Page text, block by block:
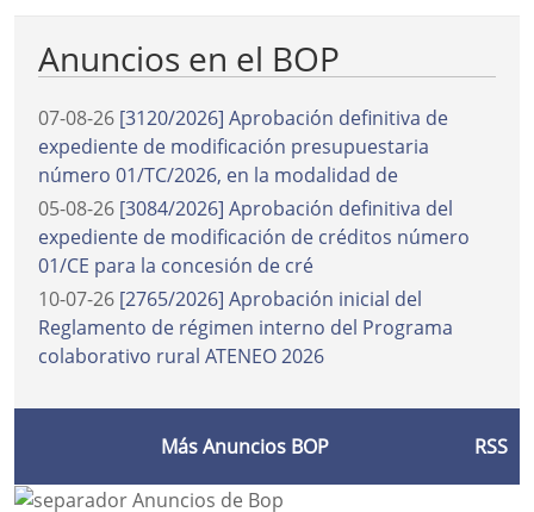
Anuncios en el BOP
07-08-26 [3120/2026] Aprobación definitiva de
expediente de modificación presupuestaria
número 01/TC/2026, en la modalidad de
05-08-26 [3084/2026] Aprobación definitiva del
expediente de modificación de créditos número
01/CE para la concesión de cré
10-07-26 [2765/2026] Aprobación inicial del
Reglamento de régimen interno del Programa
colaborativo rural ATENEO 2026
Más Anuncios BOP RSS